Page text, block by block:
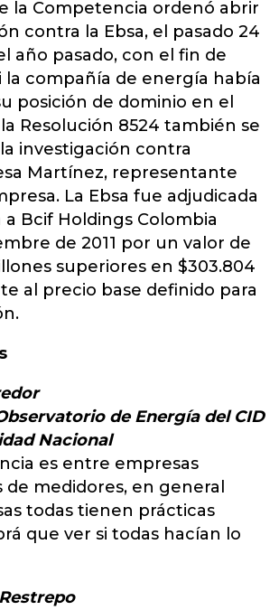
la Competencia ordenó abrir
contra la Ebsa, el pasado 24
año pasado, con el fin de
la compañía de energía había
posición de dominio en el
Resolución 8524 también se
investigación contra
Martínez, representante
La Ebsa fue adjudicada
a Bcif Holdings Colombia
de 2011 por un valor de
superiores en $303.804
al precio base definido para
de Energía del CID
Nacional
es entre empresas
medidores, en general
todas tienen prácticas
que ver si todas hacían lo